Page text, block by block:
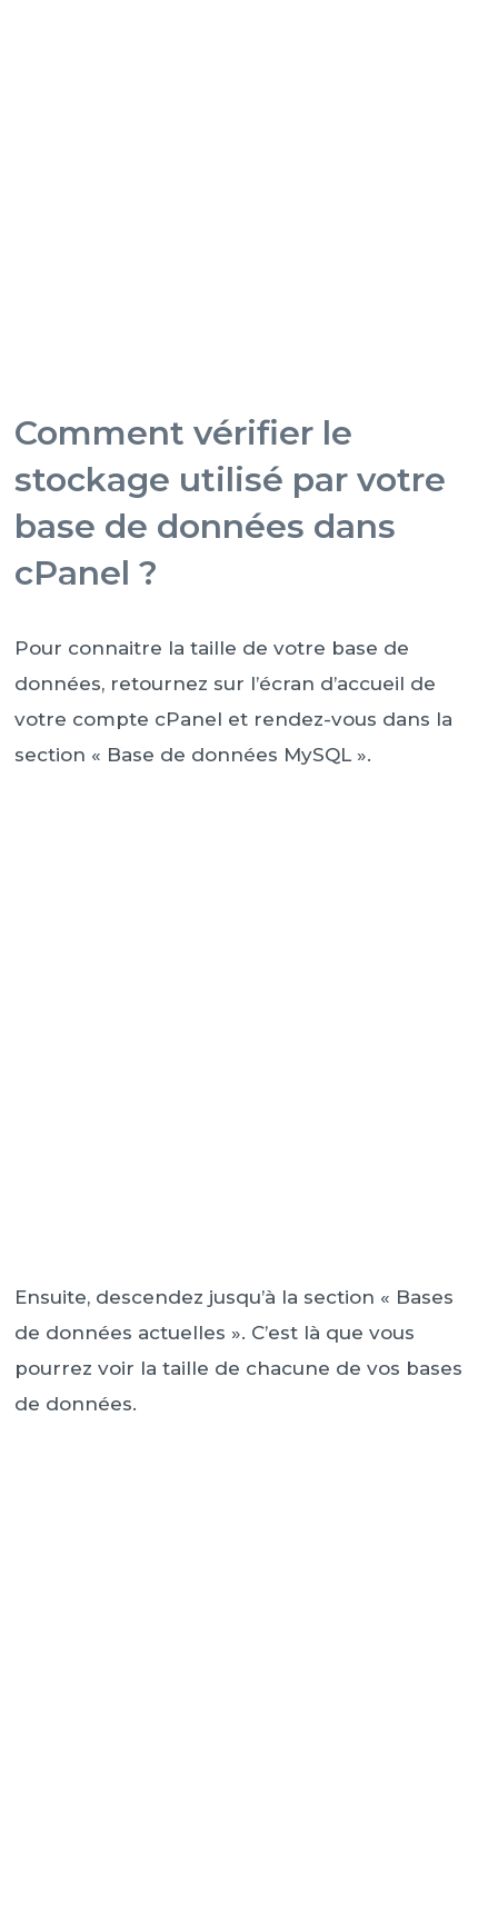
Comment vérifier le
stockage utilisé par votre
base de données dans
cPanel ?
Pour connaitre la taille de votre base de
données, retournez sur l’écran d’accueil de
votre compte cPanel et rendez-vous dans la
section « Base de données MySQL ».
Ensuite, descendez jusqu’à la section « Bases
de données actuelles ». C’est là que vous
pourrez voir la taille de chacune de vos bases
de données.